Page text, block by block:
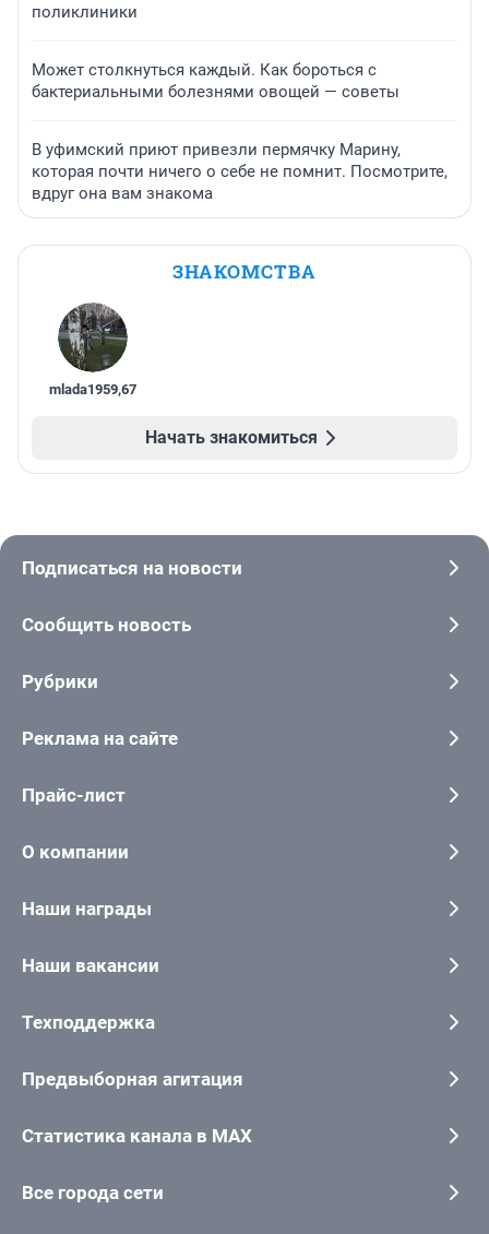
поликлиники
Может столкнуться каждый. Как бороться с
бактериальными болезнями овощей — советы
В уфимский приют привезли пермячку Марину,
которая почти ничего о себе не помнит. Посмотрите,
вдруг она вам знакома
ЗНАКОМСТВА
mlada1959,67
Начать знакомиться
Подписаться на новости
Сообщить новость
Рубрики
Реклама на сайте
Прайс-лист
О компании
Наши награды
Наши вакансии
Техподдержка
Предвыборная агитация
Статистика канала в MAX
Все города сети